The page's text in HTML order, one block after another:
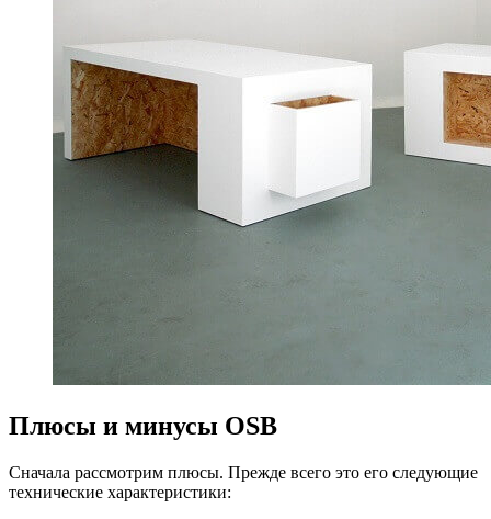
Плюсы и минусы OSB
Сначала рассмотрим плюсы. Прежде всего это его следующие
технические характеристики: